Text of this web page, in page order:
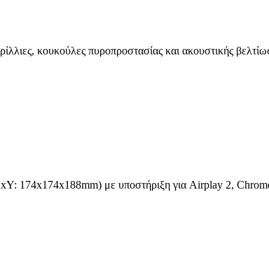
κουκούλες πυροπροστασίας και ακουστικής
174x174x188mm) με υποστήριξη για Airplay 2,